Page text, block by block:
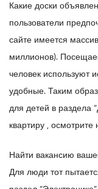
Какие доски
пользователи
сайте имеется
миллионов).
человек используют
удобные. Таким
для детей в раздела
квартиру , осмотрите
Найти вакансию
Для люди тот